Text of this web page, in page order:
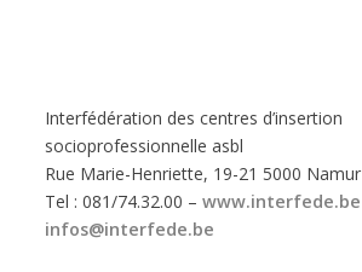
Interfédération des centres d’insertion
socioprofessionnelle asbl
Rue Marie-Henriette, 19-21 5000 Namur
Tel : 081/74.32.00 –www.interfede.be
infos@interfede.be